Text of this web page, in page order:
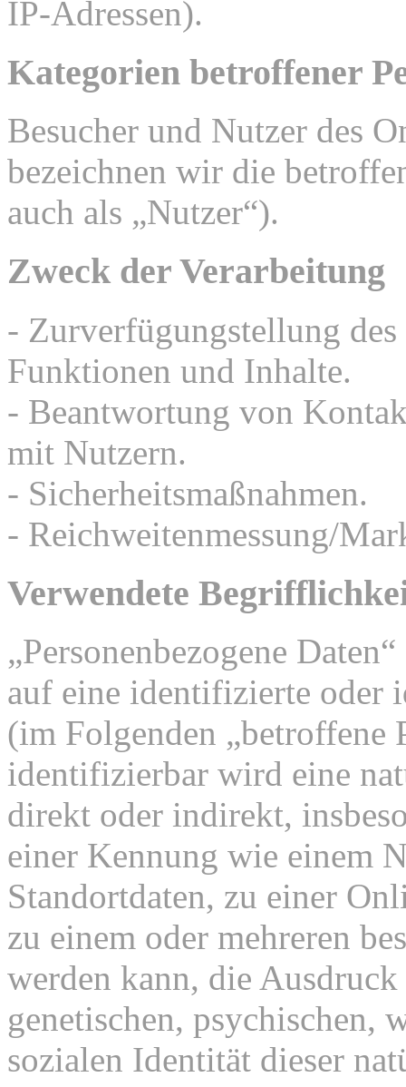
IP-Adressen).
Kategorien betroffener
Besucher und Nutzer des
bezeichnen wir die
auch als „Nutzer“).
Zweck der Verarbeitung
- Zurverfügungstellung
Funktionen und Inhalte.
- Beantwortung von
mit Nutzern.
- Sicherheitsmaßnahmen.
- Reichweitenmessung/
Verwendete
„Personenbezogene
auf eine identifizierte oder
(im Folgenden „betroffene
identifizierbar wird eine
direkt oder indirekt,
einer Kennung wie einem
Standortdaten, zu einer
zu einem oder mehreren
werden kann, die
genetischen, psychischen,
sozialen Identität dieser